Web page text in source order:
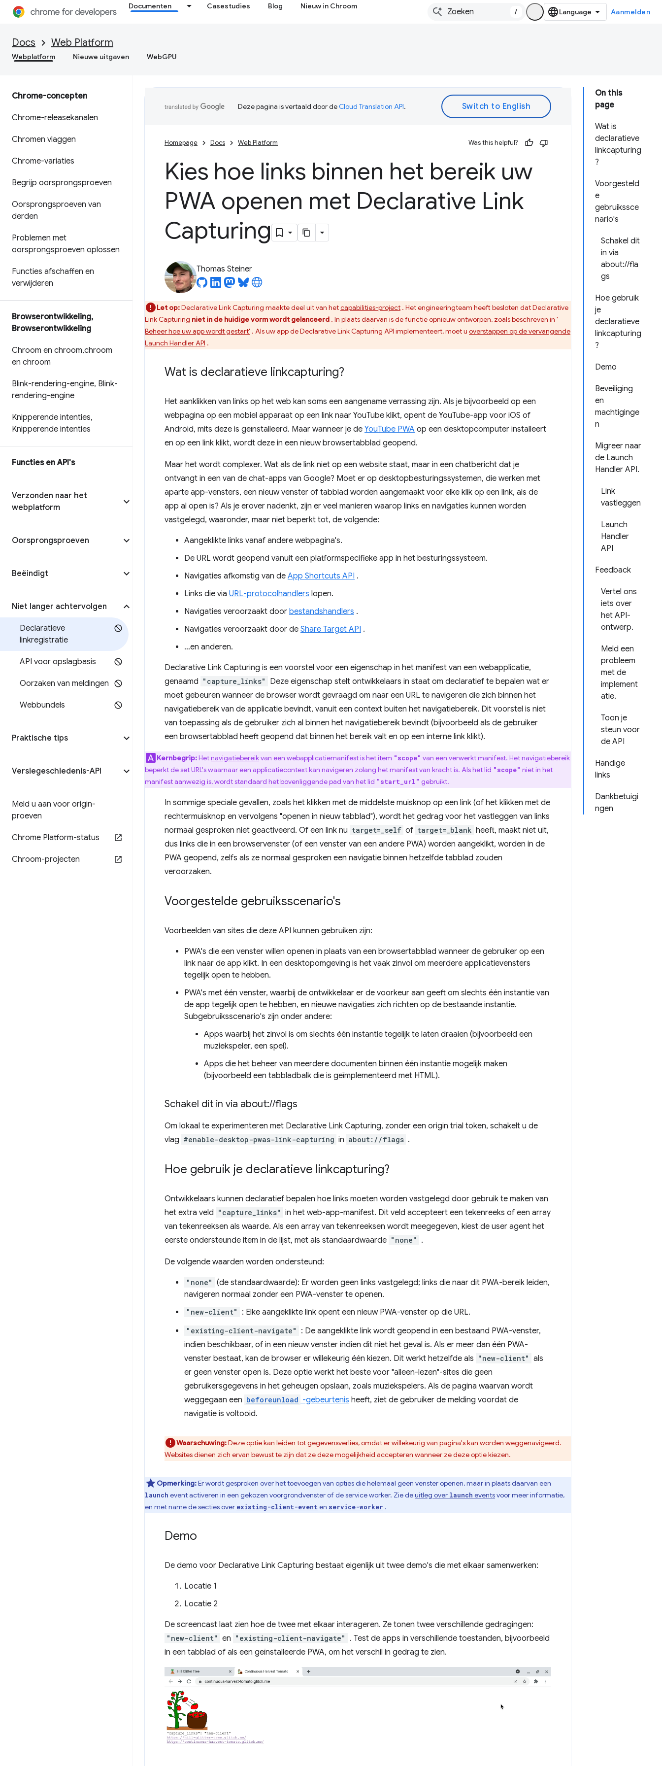
Documenten Casestudies Blog Nieuw in Chroom
/ Aanmelden
Docs Web Platform
Webplatform Nieuwe uitgaven WebGPU
Chrome-concepten
Chrome-releasekanalen
Chromen vlaggen
Chrome-variaties
Begrijp oorsprongsproeven
Oorsprongsproeven van
derden
Problemen met
oorsprongsproeven oplossen
Functies afschaffen en
verwijderen
Browserontwikkeling,
Browserontwikkeling
Chroom en chroom,chroom
en chroom
Blink-rendering-engine, Blink-
rendering-engine
Knipperende intenties,
Knipperende intenties
Functies en API's
Verzonden naar het
webplatform
Oorsprongsproeven
Beëindigt
Niet langer achtervolgen
Declaratieve
linkregistratie
API voor opslagbasis
Oorzaken van meldingen
Webbundels
Praktische tips
Versiegeschiedenis-API
Meld u aan voor origin-
proeven
Chrome Platform-status
Chroom-projecten
On this
page
Wat is
declaratieve
linkcapturing
?
Voorgesteld
e
gebruikssce
nario's
Schakel dit
in via
about://fla
gs
Hoe gebruik
je
declaratieve
linkcapturing
?
Demo
Beveiliging
en
machtiginge
n
Migreer naar
de Launch
Handler API.
Link
vastleggen
Launch
Handler
API
Feedback
Vertel ons
iets over
het API-
ontwerp.
Meld een
probleem
met de
implement
atie.
Toon je
steun voor
de API
Handige
links
Dankbetuigi
ngen
Deze pagina is vertaald door deCloud Translation API.
Homepage Docs Web Platform Was this helpful?
Kies hoe links binnen het bereik uw
PWA openen met Declarative Link
Capturing
Thomas Steiner
Let op:Declarative Link Capturing maakte deel uit van hetcapabilities-project . Het engineeringteam heeft besloten dat Declarative
Link Capturing niet in de huidige vorm wordt gelanceerd . In plaats daarvan is de functie opnieuw ontworpen, zoals beschreven in '
Beheer hoe uw app wordt gestart' . Als uw app de Declarative Link Capturing API implementeert, moet u overstappen op de vervangende
Launch Handler API .
Wat is declaratieve linkcapturing?
Het aanklikken van links op het web kan soms een aangename verrassing zijn. Als je bijvoorbeeld op een
webpagina op een mobiel apparaat op een link naar YouTube klikt, opent de YouTube-app voor iOS of
Android, mits deze is geïnstalleerd. Maar wanneer je de YouTube PWA op een desktopcomputer installeert
en op een link klikt, wordt deze in een nieuw browsertabblad geopend.
Maar het wordt complexer. Wat als de link niet op een website staat, maar in een chatbericht dat je
ontvangt in een van de chat-apps van Google? Moet er op desktopbesturingssystemen, die werken met
aparte app-vensters, een nieuw venster of tabblad worden aangemaakt voor elke klik op een link, als de
app al open is? Als je erover nadenkt, zijn er veel manieren waarop links en navigaties kunnen worden
vastgelegd, waaronder, maar niet beperkt tot, de volgende:
Aangeklikte links vanaf andere webpagina's.
De URL wordt geopend vanuit een platformspecifieke app in het besturingssysteem.
Navigaties afkomstig van de App Shortcuts API .
Links die via URL-protocolhandlers lopen.
Navigaties veroorzaakt door bestandshandlers .
Navigaties veroorzaakt door de Share Target API .
…en anderen.
Declarative Link Capturing is een voorstel voor een eigenschap in het manifest van een webapplicatie,
genaamd "capture_links"
Deze eigenschap stelt ontwikkelaars in staat om declaratief te bepalen wat er
moet gebeuren wanneer de browser wordt gevraagd om naar een URL te navigeren die zich binnen het
navigatiebereik van de applicatie bevindt, vanuit een context buiten het navigatiebereik. Dit voorstel is niet
van toepassing als de gebruiker zich al binnen het navigatiebereik bevindt (bijvoorbeeld als de gebruiker
een browsertabblad heeft geopend dat binnen het bereik valt en op een interne link klikt).
Kernbegrip:Hetnavigatiebereikvan een webapplicatiemanifest is het item "scope" van een verwerkt manifest. Het navigatiebereik
beperkt de set URL's waarnaar een applicatiecontext kan navigeren zolang het manifest van kracht is. Als het lid "scope" niet in het
manifest aanwezig is, wordt standaard het bovenliggende pad van het lid "start_url" gebruikt.
In sommige speciale gevallen, zoals het klikken met de middelste muisknop op een link (of het klikken met de
rechtermuisknop en vervolgens "openen in nieuw tabblad"), wordt het gedrag voor het vastleggen van links
normaal gesproken niet geactiveerd. Of een link nu target=_self of target=_blank heeft, maakt niet uit,
dus links die in een browservenster (of een venster van een andere PWA) worden aangeklikt, worden in de
PWA geopend, zelfs als ze normaal gesproken een navigatie binnen hetzelfde tabblad zouden
veroorzaken.
Voorgestelde gebruiksscenario's
Voorbeelden van sites die deze API kunnen gebruiken zijn:
PWA's die een venster willen openen in plaats van een browsertabblad wanneer de gebruiker op een
link naar de app klikt. In een desktopomgeving is het vaak zinvol om meerdere applicatievensters
tegelijk open te hebben.
PWA's met één venster, waarbij de ontwikkelaar er de voorkeur aan geeft om slechts één instantie van
de app tegelijk open te hebben, en nieuwe navigaties zich richten op de bestaande instantie.
Subgebruiksscenario's zijn onder andere:
Apps waarbij het zinvol is om slechts één instantie tegelijk te laten draaien (bijvoorbeeld een
muziekspeler, een spel).
Apps die het beheer van meerdere documenten binnen één instantie mogelijk maken
(bijvoorbeeld een tabbladbalk die is geïmplementeerd met HTML).
Schakel dit in via about://flags
Om lokaal te experimenteren met Declarative Link Capturing, zonder een origin trial token, schakelt u de
vlag #enable-desktop-pwas-link-capturing in about://flags .
Hoe gebruik je declaratieve linkcapturing?
Ontwikkelaars kunnen declaratief bepalen hoe links moeten worden vastgelegd door gebruik te maken van
het extra veld "capture_links" in het web-app-manifest. Dit veld accepteert een tekenreeks of een array
van tekenreeksen als waarde. Als een array van tekenreeksen wordt meegegeven, kiest de user agent het
eerste ondersteunde item in de lijst, met als standaardwaarde "none" .
De volgende waarden worden ondersteund:
"none" (de standaardwaarde): Er worden geen links vastgelegd; links die naar dit PWA-bereik leiden,
navigeren normaal zonder een PWA-venster te openen.
"new-client" : Elke aangeklikte link opent een nieuw PWA-venster op die URL.
"existing-client-navigate"
: De aangeklikte link wordt geopend in een bestaand PWA-venster,
indien beschikbaar, of in een nieuw venster indien dit niet het geval is. Als er meer dan één PWA-
venster bestaat, kan de browser er willekeurig één kiezen. Dit werkt hetzelfde als "new-client" als
er geen venster open is. Deze optie werkt het beste voor "alleen-lezen"-sites die geen
gebruikersgegevens in het geheugen opslaan, zoals muziekspelers. Als de pagina waarvan wordt
weggegaan een beforeunload -gebeurtenis heeft, ziet de gebruiker de melding voordat de
navigatie is voltooid.
Waarschuwing:Deze optie kan leiden tot gegevensverlies, omdat er willekeurig van pagina's kan worden weggenavigeerd.
Websites dienen zich ervan bewust te zijn dat ze deze mogelijkheid accepteren wanneer ze deze optie kiezen.
Opmerking:Er wordt gesproken over het toevoegen van opties die helemaal geen venster openen, maar in plaats daarvan een
launch event activeren in een gekozen voorgrondvenster of de service worker. Zie deuitleg over launch eventsvoor meer informatie,
en met name de secties over existing-client-event en service-worker .
Demo
De demo voor Declarative Link Capturing bestaat eigenlijk uit twee demo's die met elkaar samenwerken:
Locatie 1
Locatie 2
De screencast laat zien hoe de twee met elkaar interageren. Ze tonen twee verschillende gedragingen:
"new-client" en "existing-client-navigate"
. Test de apps in verschillende toestanden, bijvoorbeeld
in een tabblad of als een geïnstalleerde PWA, om het verschil in gedrag te zien.